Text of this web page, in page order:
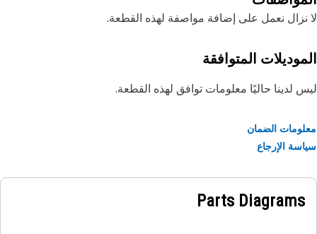
نعمل على إضافة مواصفة لهذه القطعة.
المتوافقة
لدينا حاليًا معلومات توافق لهذه القطعة.
الضمان
الإرجاع
Parts Diagrams